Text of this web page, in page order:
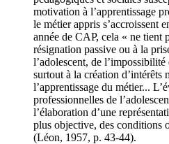
motivation à l’apprentissage
le métier appris s’accroissent
année de CAP, cela « ne tient
résignation passive ou à la
l’adolescent, de
surtout à la création d’intérêts
l’apprentissage du métier...
professionnelles de
l’élaboration d’une
plus objective, des conditions
(Léon, 1957, p. 43-44).